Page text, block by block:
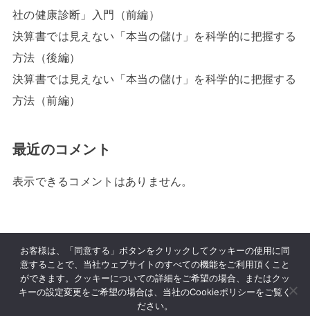
社の健康診断」入門（前編）
決算書では見えない「本当の儲け」を科学的に把握する
方法（後編）
決算書では見えない「本当の儲け」を科学的に把握する
方法（前編）
最近のコメント
表示できるコメントはありません。
HOME 参加者向け 決算書を主催者に提出する
クラウド戦略 MG 利用規約
Cookie ポリシー
プライバシーポリシー
お客様は、「同意する」ボタンをクリックしてクッキーの使用に同
意することで、当社ウェブサイトのすべての機能をご利用頂くこと
ができます。クッキーについての詳細をご希望の場合、またはクッ
キーの設定変更をご希望の場合は、当社のCookieポリシーをご覧く
ださい。